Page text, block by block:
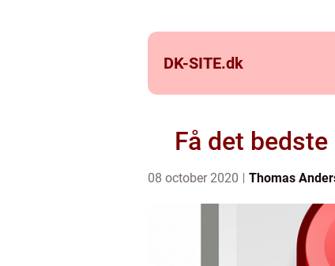
DK-SITE.dk
Få det
08 october 2020 Thomas